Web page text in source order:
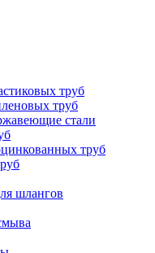
труб
труб
стали
труб
шлангов